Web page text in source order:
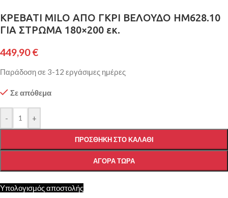
ΚΡΕΒΑΤΙ MILO ΑΠΟ ΓΚΡΙ ΒΕΛΟΥΔΟ HM628.10
ΓΙΑ ΣΤΡΩΜΑ 180×200 εκ.
449,90€
Παράδοση σε 3-12 εργάσιμες ημέρες
Σε απόθεμα
- +
ΠΡΟΣΘΉΚΗ ΣΤΟ ΚΑΛΆΘΙ
ΑΓΟΡΆ ΤΏΡΑ
Υπολογισμός αποστολής